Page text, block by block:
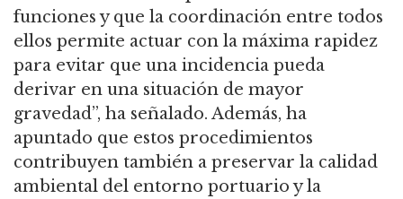
funciones y que la coordinación entre todos
ellos permite actuar con la máxima rapidez
para evitar que una incidencia pueda
derivar en una situación de mayor
gravedad”, ha señalado. Además, ha
apuntado que estos procedimientos
contribuyen también a preservar la calidad
ambiental del entorno portuario y la